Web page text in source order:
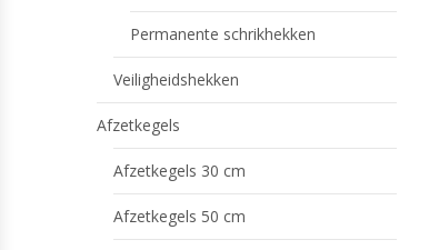
Permanente schrikhekken
Veiligheidshekken
Afzetkegels
Afzetkegels 30 cm
Afzetkegels 50 cm